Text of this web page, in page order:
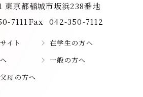
東京都稲城市坂浜238番地
7111Fax 042-350-7112
イト
在学生の方へ
一般の方へ
母の方へ